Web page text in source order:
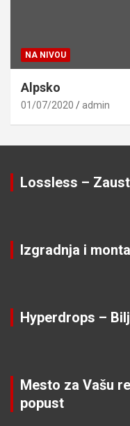
NA NIVOU
Alpsko
01/07/2020 admin
Lossless –
Izgradnja i
Hyperdrops –
Mesto za Vašu
popust